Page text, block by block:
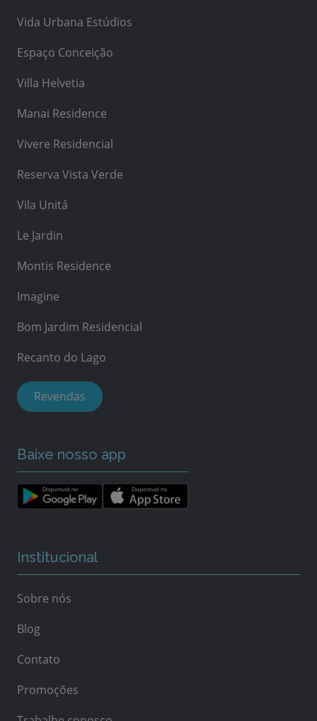
Vida Urbana Estúdios
Espaço Conceição
Villa Helvetia
Manai Residence
Vivere Residencial
Reserva Vista Verde
Vila Unitá
Le Jardin
Montis Residence
Imagine
Bom Jardim Residencial
Recanto do Lago
Revendas
Baixe nosso app
Institucional
Sobre nós
Blog
Contato
Promoções